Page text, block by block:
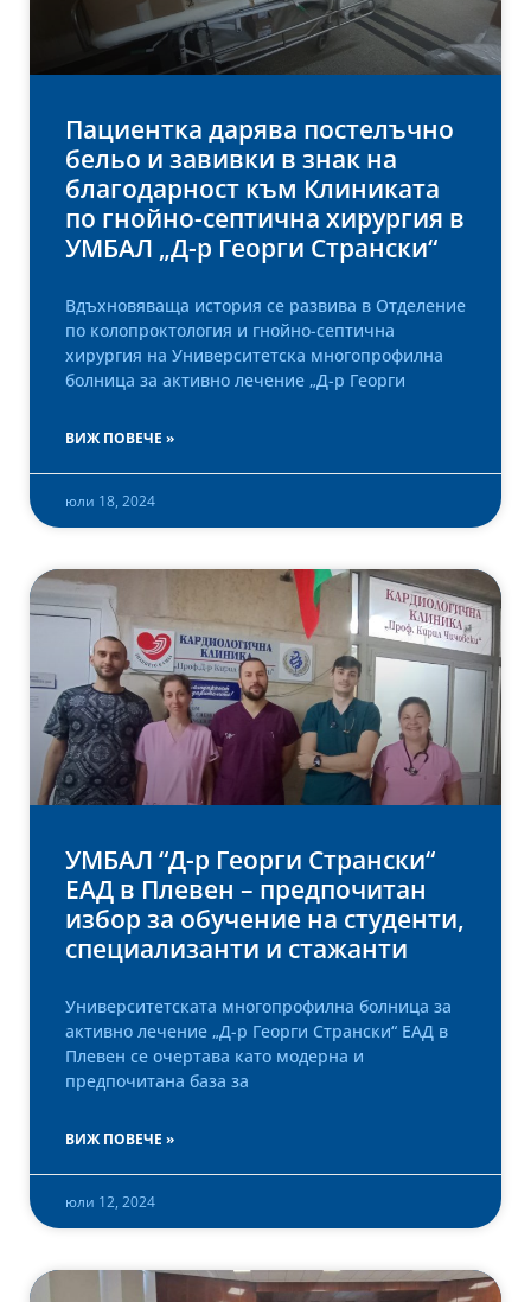
Пациентка дарява постелъчно
бельо и завивки в знак на
благодарност към Клиниката
по гнойно-септична хирургия в
УМБАЛ „Д-р Георги Странски“
Вдъхновяваща история се развива в Отделение
по колопроктология и гнойно-септична
хирургия на Университетска многопрофилна
болница за активно лечение „Д-р Георги
ВИЖ ПОВЕЧЕ »
юли 18, 2024
УМБАЛ “Д-р Георги Странски“
ЕАД в Плевен – предпочитан
избор за обучение на студенти,
специализанти и стажанти
Университетската многопрофилна болница за
активно лечение „Д-р Георги Странски“ ЕАД в
Плевен се очертава като модерна и
предпочитана база за
ВИЖ ПОВЕЧЕ »
юли 12, 2024